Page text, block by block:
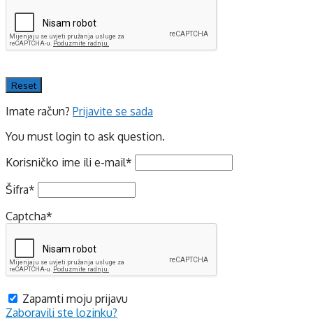
Imate račun? Prijavite se sada
You must login to ask question.
Korisničko ime ili e-mail*
Šifra*
Captcha*
Zapamti moju prijavu
Zaboravili ste lozinku?